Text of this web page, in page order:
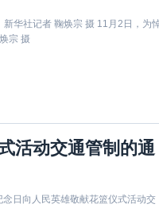
鞠焕宗 摄 11月2日，为悼
宗 摄
活动交通管制的通
日向人民英雄敬献花篮仪式活动交